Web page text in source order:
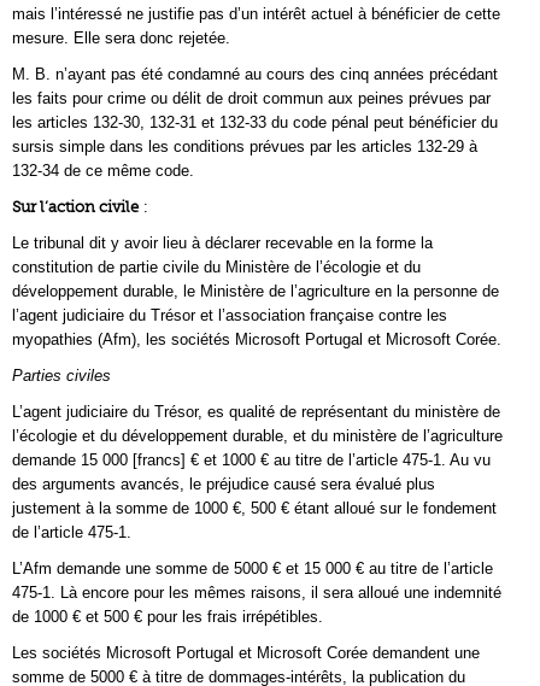
mais l’intéressé ne justifie pas d’un intérêt actuel à bénéficier de cette
mesure. Elle sera donc rejetée.
M. B. n’ayant pas été condamné au cours des cinq années précédant
les faits pour crime ou délit de droit commun aux peines prévues par
les articles 132-30, 132-31 et 132-33 du code pénal peut bénéficier du
sursis simple dans les conditions prévues par les articles 132-29 à
132-34 de ce même code.
Sur l’action civile :
Le tribunal dit y avoir lieu à déclarer recevable en la forme la
constitution de partie civile du Ministère de l’écologie et du
développement durable, le Ministère de l’agriculture en la personne de
l’agent judiciaire du Trésor et l’association française contre les
myopathies (Afm), les sociétés Microsoft Portugal et Microsoft Corée.
Parties civiles
L’agent judiciaire du Trésor, es qualité de représentant du ministère de
l’écologie et du développement durable, et du ministère de l’agriculture
demande 15 000 [francs] € et 1000 € au titre de l’article 475-1. Au vu
des arguments avancés, le préjudice causé sera évalué plus
justement à la somme de 1000 €, 500 € étant alloué sur le fondement
de l’article 475-1.
L’Afm demande une somme de 5000 € et 15 000 € au titre de l’article
475-1. Là encore pour les mêmes raisons, il sera alloué une indemnité
de 1000 € et 500 € pour les frais irrépétibles.
Les sociétés Microsoft Portugal et Microsoft Corée demandent une
somme de 5000 € à titre de dommages-intérêts, la publication du